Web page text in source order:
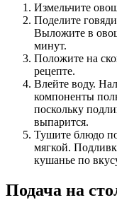
Измельчите
Поделите
Выложите в
минут.
Положите на
рецепте.
Влейте воду.
компоненты
поскольку
выпарится.
Тушите блюдо
мягкой.
кушанье по
Подача на